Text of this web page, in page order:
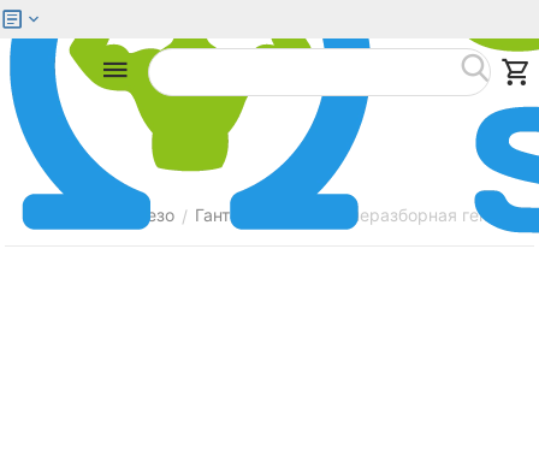
Железо / Гантели Гантель неразборная
Меню Найти